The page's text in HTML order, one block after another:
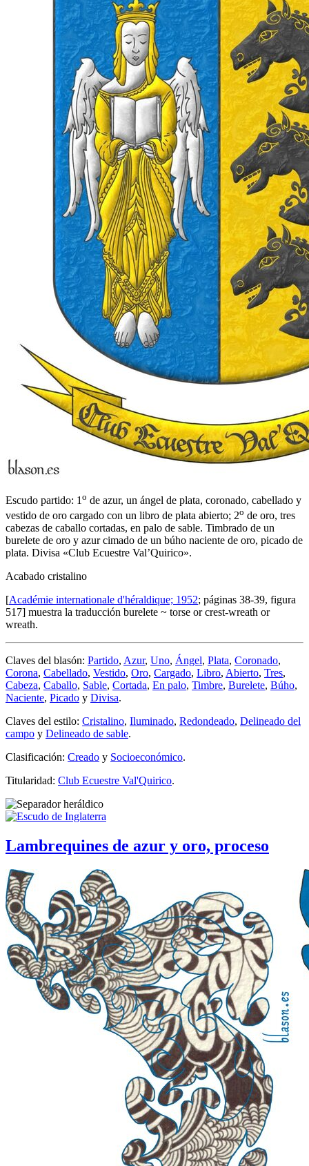
Escudo partido: 1 o de azur, un ángel de plata, coronado, cabellado y
vestido de oro cargado con un libro de plata abierto; 2o de oro, tres
cabezas de caballo cortadas, en palo de sable. Timbrado de un
burelete de oro y azur cimado de un búho naciente de oro, picado de
plata. Divisa «Club Ecuestre Val’Quirico».
Acabado cristalino
[Académie internationale d'héraldique; 1952; páginas 38-39, figura
517] muestra la traducción burelete ~ torse or crest-wreath or
wreath.
Claves del blasón: Partido, Azur, Uno, Ángel, Plata, Coronado,
Corona, Cabellado, Vestido, Oro, Cargado, Libro, Abierto, Tres,
Cabeza, Caballo, Sable, Cortada, En palo, Timbre, Burelete, Búho,
Naciente, Picado y Divisa.
Claves del estilo: Cristalino, Iluminado, Redondeado, Delineado del
campo y Delineado de sable.
Clasificación: Creado y Socioeconómico.
Titularidad: Club Ecuestre Val'Quirico.
Lambrequines de azur y oro, proceso